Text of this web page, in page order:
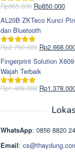
Dinilai5.00
Rp965.000 Harga
aslinya
adalah:
Rp965.000.
Rp850.000
saat
ini
AL20B ZKTeco Kunci
dan Bluetooth
Dinilai5.00
Rp2.750.000 Harga
aslinya
adalah:
Rp2.750.000.
Rp
Fingerprint Solution
Wajah Terbaik
Dinilai5.00
Rp1.489.000 Harga
adalah:
Rp
WhatsApp: 0856 8820
Email: